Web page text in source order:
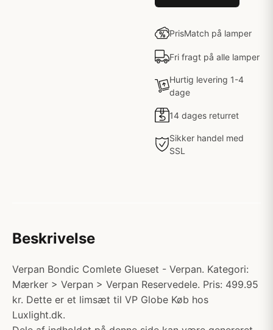
PrisMatch på lamper
Fri fragt på alle lamper
Hurtig levering 1-4
dage
14 dages returret
Sikker handel med
SSL
Beskrivelse
Verpan Bondic Comlete Glueset - Verpan. Kategori:
Mærker > Verpan > Verpan Reservedele. Pris: 499.95
kr. Dette er et limsæt til VP Globe Køb hos
Luxlight.dk.